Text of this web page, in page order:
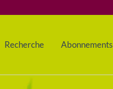
Recherche Abonnements